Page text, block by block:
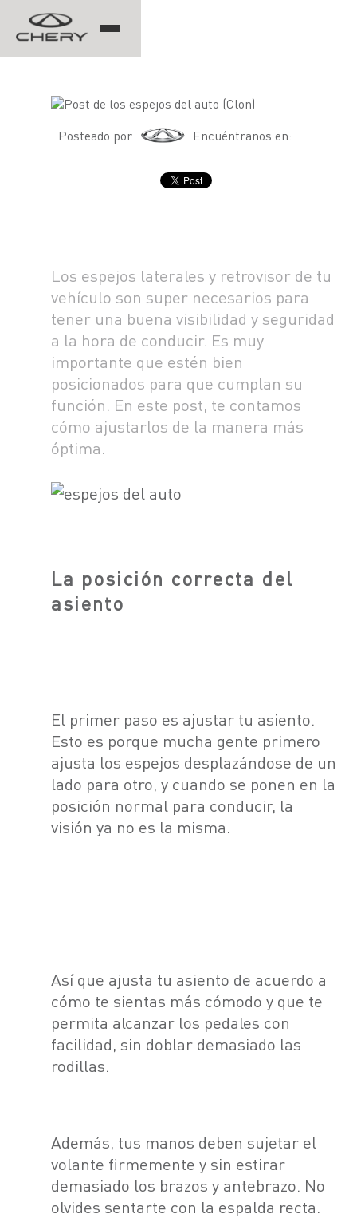
NOTICIAS
BLOG
CONTACTO
CONCESIONARIOS
TEST DRIVE
COTIZADOR
SOBRE CHERY
POSVENTA
CAMPAÑA DE
SEGURIDAD
ASSISTANCE
Posteado por Encuéntranos en:
Los espejos laterales y retrovisor de tu
vehículo son super necesarios para
tener una buena visibilidad y seguridad
a la hora de conducir. Es muy
importante que estén bien
posicionados para que cumplan su
función. En este post, te contamos
cómo ajustarlos de la manera más
óptima.
La posición correcta del
asiento
El primer paso es ajustar tu asiento.
Esto es porque mucha gente primero
ajusta los espejos desplazándose de un
lado para otro, y cuando se ponen en la
posición normal para conducir, la
visión ya no es la misma.
Así que ajusta tu asiento de acuerdo a
cómo te sientas más cómodo y que te
permita alcanzar los pedales con
facilidad, sin doblar demasiado las
rodillas.
Además, tus manos deben sujetar el
volante firmemente y sin estirar
demasiado los brazos y antebrazo. No
olvides sentarte con la espalda recta.